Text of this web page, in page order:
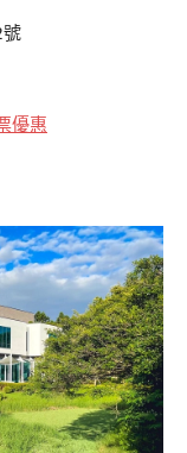
號
優惠